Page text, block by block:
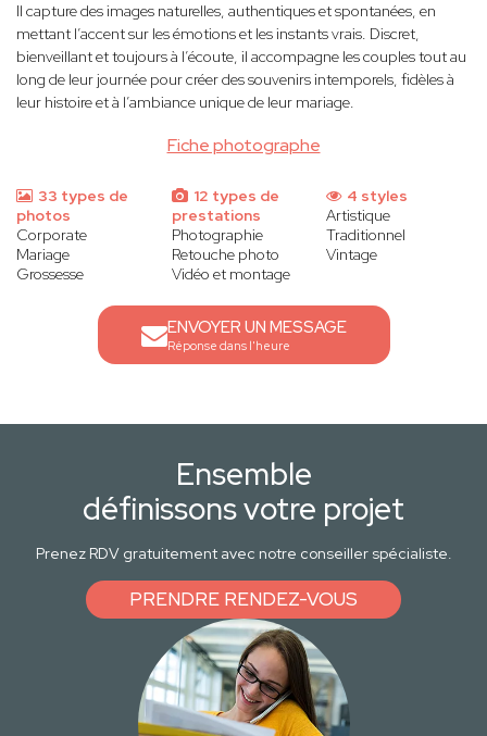
Fiche photographe
Il capture des images naturelles, authentiques et spontanées, en
mettant l’accent sur les émotions et les instants vrais. Discret,
bienveillant et toujours à l’écoute, il accompagne les couples tout au
long de leur journée pour créer des souvenirs intemporels, fidèles à
leur histoire et à l’ambiance unique de leur mariage.
33 types de
photos
Corporate
Mariage
Grossesse
12 types de
prestations
Photographie
Retouche photo
Vidéo et montage
4 styles
Artistique
Traditionnel
Vintage
ENVOYER UN MESSAGE
Réponse dans l'heure
Ensemble
définissons votre projet
Prenez RDV gratuitement avec notre conseiller spécialiste.
PRENDRE RENDEZ-VOUS